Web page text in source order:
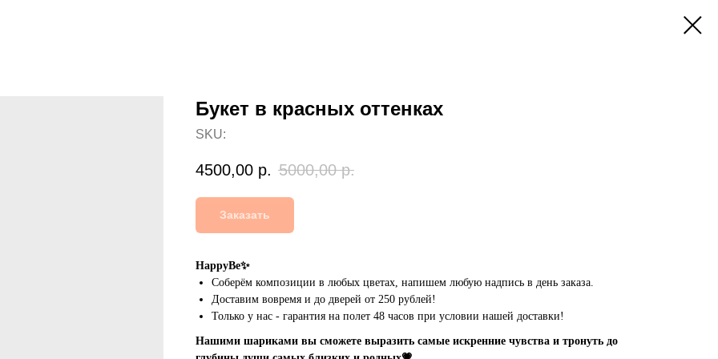
Букет в красных оттенках
SKU:
4500,00 р. 5000,00 р.
Заказать
HappyBe✨
Соберём композиции в любых цветах, напишем любую надпись в день заказа.
Доставим вовремя и до дверей от 250 рублей!
Только у нас - гарантия на полет 48 часов при условии нашей доставки!
Нашими шариками вы сможете выразить самые искренние чувства и тронуть до